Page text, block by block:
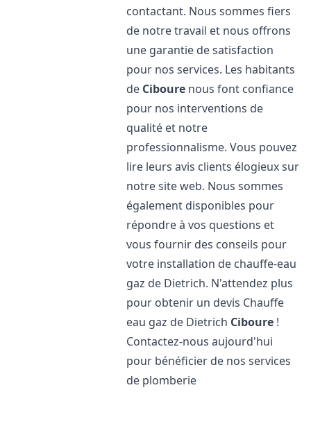
contactant. Nous sommes fiers
de notre travail et nous offrons
une garantie de satisfaction
pour nos services. Les habitants
de Ciboure nous font confiance
pour nos interventions de
qualité et notre
professionnalisme. Vous pouvez
lire leurs avis clients élogieux sur
notre site web. Nous sommes
également disponibles pour
répondre à vos questions et
vous fournir des conseils pour
votre installation de chauffe-eau
gaz de Dietrich. N'attendez plus
pour obtenir un devis Chauffe
eau gaz de Dietrich Ciboure !
Contactez-nous aujourd'hui
pour bénéficier de nos services
de plomberie